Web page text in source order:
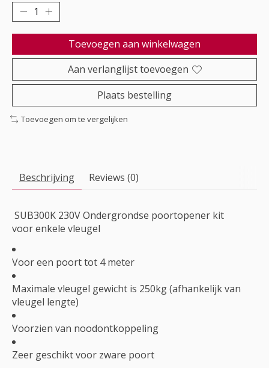
Toevoegen aan winkelwagen
Aan verlanglijst toevoegen
Plaats bestelling
Toevoegen om te vergelijken
Beschrijving Reviews (0)
SUB300K 230V Ondergrondse poortopener kit
voor enkele vleugel
Voor een poort tot 4 meter
Maximale vleugel gewicht is 250kg (afhankelijk van
vleugel lengte)
Voorzien van noodontkoppeling
Zeer geschikt voor zware poort